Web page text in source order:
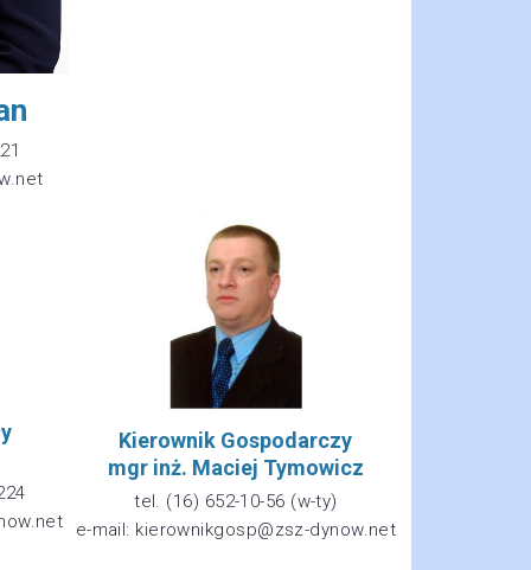
Kierownik Gospodarczy
mgr inż. Maciej Tymowicz
tel. (16) 652-10-56 (w-ty)
e-mail: kierownikgosp@zsz-dynow.net